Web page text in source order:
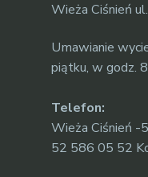
Wieża Ciśnień
Umawianie
piątku, w godz.
Wieża Ciśnień
52 586 05 52